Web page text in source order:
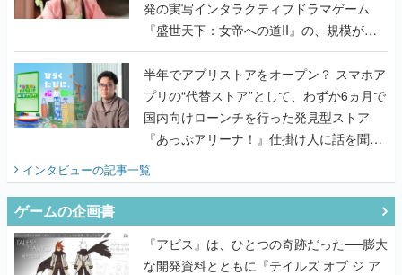
発の実写インタラクティブドラマゲーム
『盛世天下：女帝への道II』の、規模が違
うこだわりをプロデューサーに聞いた
半年でアプリストアをオープン？ スマホア
プリの“代替ストア”として、わずか6ヵ月で
国内向けローンチを行った発見型ストア
『あっぷアリーナ！』仕掛け人に話を聞い
インタビューの記事一覧
ゲームの企画書
『アビス』は、ひとつの奇跡だった──膨大
な開発資料とともに『テイルズ オブ ジ ア